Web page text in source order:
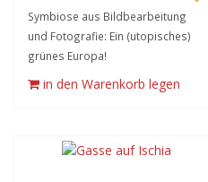
Symbiose aus Bildbearbeitung
und Fotografie: Ein (utopisches)
grünes Europa!
in den Warenkorb legen